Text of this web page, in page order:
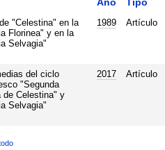
"Celestina" en la
Florinea" y en la
Selvagia"
1989 Artículo
del ciclo
"Segunda
de Celestina" y
Selvagia"
2017 Artículo